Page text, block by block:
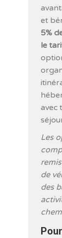
et
5%
le
avec
Les
de
des
Pour